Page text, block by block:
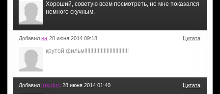
Хороший, советую всем посмотреть, но мне показался
немного скучным.
Добавил ва 28 июня 2014 09:18 Цитата
крутой фильм!!!!!!!!!!!!!!!!!!!!!!!!!!!!!!
Добавил lokidon 28 июня 2014 01:40 Цитата